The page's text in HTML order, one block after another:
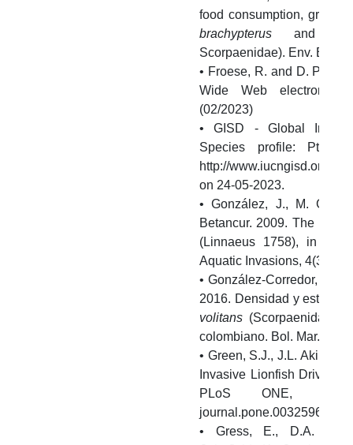
food consumption,
brachypterus and
Scorpaenidae). Env. Biol.
• Froese, R. and D.
Wide Web electronic
(02/2023)
• GISD - Global
Species profile:
http://www.iucngisd.org/
on 24-05-2023.
• González, J., M.
Betancur. 2009. The
(Linnaeus 1758), in the
Aquatic Invasions, 4(3):
• González-Corredor, J.D.,
2016. Densidad y
volitans (Scorpaenidae)
colombiano. Bol. Mar.
• Green, S.J., J.L. Akins,
Invasive Lionfish Drive
PLoS ONE, 7(3):
journal.pone.0032596.
• Gress, E., D.A.